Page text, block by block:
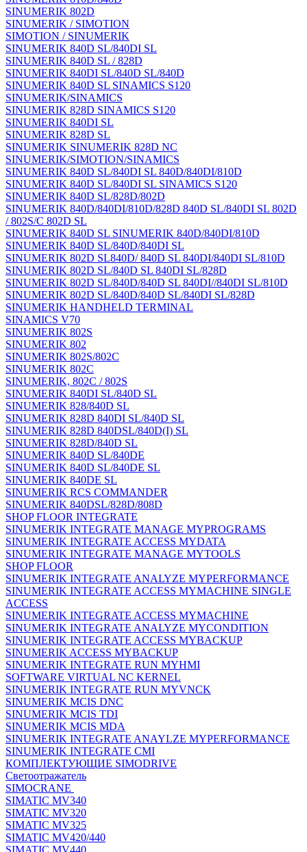
SINUMERIK 802D
SINUMERIK / SIMOTION
SIMOTION / SINUMERIK
SINUMERIK 840D SL/840DI SL
SINUMERIK 840D SL / 828D
SINUMERIK 840DI SL/840D SL/840D
SINUMERIK 840D SL SINAMICS S120
SINUMERIK/SINAMICS
SINUMERIK 828D SINAMICS S120
SINUMERIK 840DI SL
SINUMERIK 828D SL
SINUMERIK SINUMERIK 828D NC
SINUMERIK/SIMOTION/SINAMICS
SINUMERIK 840D SL/840DI SL 840D/840DI/810D
SINUMERIK 840D SL/840DI SL SINAMICS S120
SINUMERIK 840D SL/828D/802D
SINUMERIK 840D/840DI/810D/828D 840D SL/840DI SL 802D
/ 802S/C 802D SL
SINUMERIK 840D SL SINUMERIK 840D/840DI/810D
SINUMERIK 840D SL/840D/840DI SL
SINUMERIK 802D SL840D/ 840D SL 840DI/840DI SL/810D
SINUMERIK 802D SL/840D SL 840DI SL/828D
SINUMERIK 802D SL/840D/840D SL 840DI//840DI SL/810D
SINUMERIK 802D SL/840D/840D SL/840DI SL/828D
SINUMERIK HANDHELD TERMINAL
SINAMICS V70
SINUMERIK 802S
SINUMERIK 802
SINUMERIK 802S/802C
SINUMERIK 802C
SINUMERIK, 802C / 802S
SINUMERIK 840DI SL/840D SL
SINUMERIK 828/840D SL
SINUMERIK 828D 840DI SL/840D SL
SINUMERIK 828D 840DSL/840D(I) SL
SINUMERIK 828D/840D SL
SINUMERIK 840D SL/840DE
SINUMERIK 840D SL/840DE SL
SINUMERIK 840DE SL
SINUMERIK RCS COMMANDER
SINUMERIK 840DSL/828D/808D
SHOP FLOOR INTEGRATE
SINUMERIK INTEGRATE MANAGE MYPROGRAMS
SINUMERIK INTEGRATE ACCESS MYDATA
SINUMERIK INTEGRATE MANAGE MYTOOLS
SHOP FLOOR
SINUMERIK INTEGRATE ANALYZE MYPERFORMANCE
SINUMERIK INTEGRATE ACCESS MYMACHINE SINGLE
ACCESS
SINUMERIK INTEGRATE ACCESS MYMACHINE
SINUMERIK INTEGRATE ANALYZE MYCONDITION
SINUMERIK INTEGRATE ACCESS MYBACKUP
SINUMERIK ACCESS MYBACKUP
SINUMERIK INTEGRATE RUN MYHMI
SOFTWARE VIRTUAL NC KERNEL
SINUMERIK INTEGRATE RUN MYVNCK
SINUMERIK MCIS DNC
SINUMERIK MCIS TDI
SINUMERIK MCIS MDA
SINUMERIK INTEGRATE ANAYLZE MYPERFORMANCE
SINUMERIK INTEGRATE CMI
КОМПЛЕКТУЮЩИЕ SIMODRIVE
Светоотражатель
SIMOCRANE
SIMATIC MV340
SIMATIC MV320
SIMATIC MV325
SIMATIC MV420/440
SIMATIC MV440